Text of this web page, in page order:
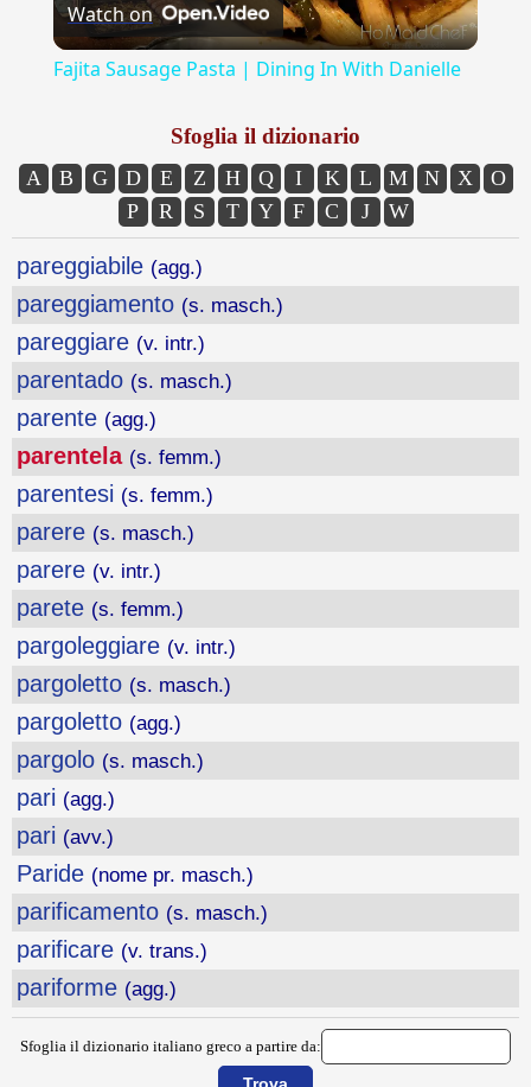
Video
Watch on
Fajita Sausage Pasta | Dining In With Danielle
Sfoglia il dizionario
A B G D E Z H Q I K L M N X
O
P
R S T Y F C J W
pareggiabile (agg.)
pareggiamento (s. masch.)
pareggiare (v. intr.)
parentado (s. masch.)
parente (agg.)
parentela (s. femm.)
parentesi (s. femm.)
parere (s. masch.)
parere (v. intr.)
parete (s. femm.)
pargoleggiare (v. intr.)
pargoletto (s. masch.)
pargoletto (agg.)
pargolo (s. masch.)
pari (agg.)
pari (avv.)
Paride (nome pr. masch.)
parificamento (s. masch.)
parificare (v. trans.)
pariforme (agg.)
Sfoglia il dizionario italiano greco a partire da: